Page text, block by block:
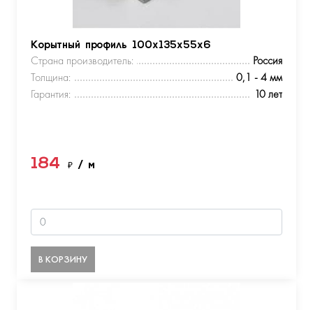
Корытный профиль 100х135х55х6
Страна производитель:
Россия
Толщина:
0,1 - 4 мм
Гарантия:
10 лет
184 ₽ / м
В КОРЗИНУ